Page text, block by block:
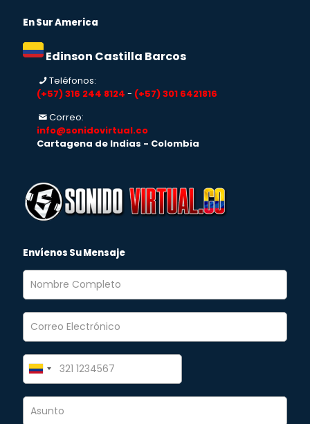
En Sur America
Edinson Castilla Barcos
Teléfonos:
(+57) 316 244 8124 - (+57) 301 6421816
Correo:
info@sonidovirtual.co
Cartagena de Indias - Colombia
Envíenos Su Mensaje